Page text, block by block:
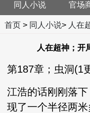
同人小说
官场
首页> 同人小说> 人在
人在超神；开
第187章；虫洞(1
江浩的话刚刚落
现了一个半径两米